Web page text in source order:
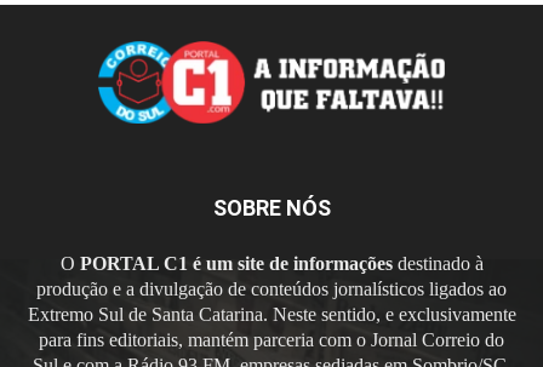
SOBRE NÓS
O PORTAL C1 é um site de informaçõesdestinado à
produção e a divulgação de conteúdos jornalísticos ligados ao
Extremo Sul de Santa Catarina. Neste sentido, e exclusivamente
para fins editoriais, mantém parceria com o Jornal Correio do